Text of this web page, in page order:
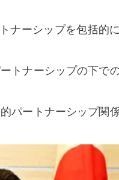
ナーシップを包括的
トナーシップの下で
パートナーシップ関